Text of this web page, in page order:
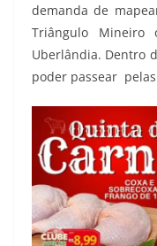
demanda de
Triângulo
Uberlândia. Dentro
poder passear